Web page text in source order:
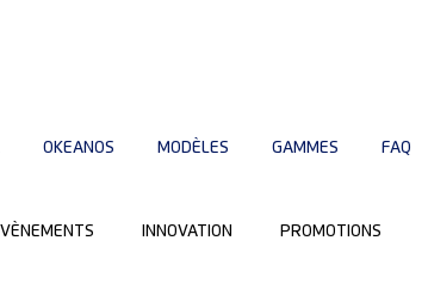
OKEANOS MODÈLES GAMMES FAQ
INNOVATION PROMOTIONS